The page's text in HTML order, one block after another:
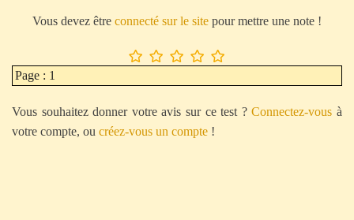
Vous devez être connecté sur le site pour mettre une note !
Page : 1
Vous souhaitez donner votre avis sur ce test ?Connectez-vous à
votre compte, ou créez-vous un compte !